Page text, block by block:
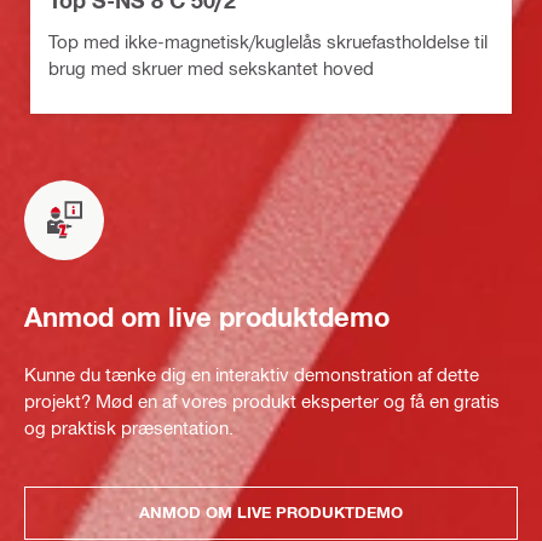
Top med ikke-magnetisk/kuglelås skruefastholdelse til
brug med skruer med sekskantet hoved
Anmod om live produktdemo
Kunne du tænke dig en interaktiv demonstration af dette
projekt? Mød en af vores produkt eksperter og få en gratis
og praktisk præsentation.
ANMOD OM LIVE PRODUKTDEMO